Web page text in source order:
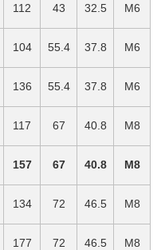
112 43 32.5 М6
104 55.4 37.8 М6
136 55.4 37.8 М6
117 67 40.8 М8
157 67 40.8 М8
134 72 46.5 М8
177 72 46.5 М8